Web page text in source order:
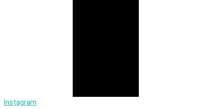
Instagram